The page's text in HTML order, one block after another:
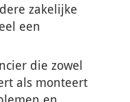
zakelijke
een
die zowel
als monteert